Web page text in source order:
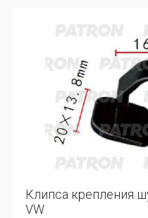
Клипса крепления
VW